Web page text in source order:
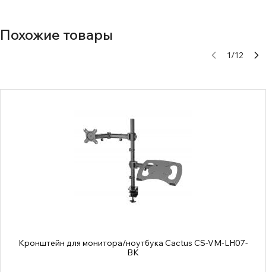
Похожие товары
1/12
Кронштейн для монитора/ноутбука Cactus CS-VM-LH07-
BK